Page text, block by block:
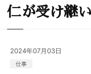
仁が受け継
2024年07月03日
仕事